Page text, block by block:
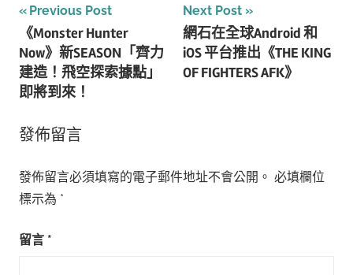
文
章
導
覽
Previous Post
《Monster Hunter
Now》新SEASON「齊力
建造！飛空探索據點」
即將到來！
Next Post
網石在全球Android 和
iOS 平台推出《THE KING
OF FIGHTERS AFK》
發佈留言
發佈留言必須填寫的電子郵件地址不會公開。 必填欄位
標示為 *
留言 *